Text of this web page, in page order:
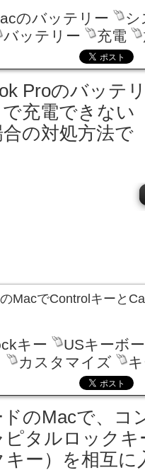
のバッテリー
シ
バッテリー
充電
Proのバッテ
充電できない
の対処方法で
MacでControlキーと
キー
USキーボ
カスタマイズ
のMacで、コ
ピタルロックキ
キー）を相互に